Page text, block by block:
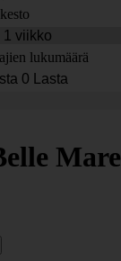
lukumäärä
Mare